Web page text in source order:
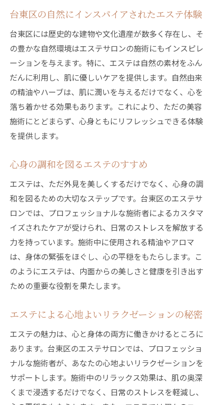
エステによるリラクゼーションの新しい提
台東区の癒し空間で心身のバランスを整え
る
エステで得られる美容と健康の新しい体験を台
東区で
エステを通じて健康美を追求する
台東区のエステサロンで実感する美容の新
常識
台東区のエステで体験する美容革命
エステが導く美と健康の関係性
台東区でエステを楽しむ新しい習慣
プロフェッショナルな施術が導く台東区の贅沢
フェイシャルエステ
専門家によるフェイシャルケアの秘密
台東区で受けるエステのプロフェッショナ
ル技術
台東区のエステで得られる究極のケア
フェイシャルエステで感じる肌の変化
台東区でフェイシャルエステの魅力を再発
見
台東区エステサロンのフェイシャルケアで自然
美を引き出す
台東区の自然にインスパイアされたエステ体験
台東区には歴史的な建物や文化遺産が数多く存在し、そ
の豊かな自然環境はエステサロンの施術にもインスピレ
ーションを与えます。特に、エステは自然の素材をふん
だんに利用し、肌に優しいケアを提供します。自然由来
の精油やハーブは、肌に潤いを与えるだけでなく、心を
落ち着かせる効果もあります。これにより、ただの美容
施術にとどまらず、心身ともにリフレッシュできる体験
を提供します。
心身の調和を図るエステのすすめ
エステは、ただ外見を美しくするだけでなく、心身の調
和を図るための大切なステップです。台東区のエステサ
ロンでは、プロフェッショナルな施術者によるカスタマ
イズされたケアが受けられ、日常のストレスを解放する
力を持っています。施術中に使用される精油やアロマ
は、身体の緊張をほぐし、心の平穏をもたらします。こ
のようにエステは、内面からの美しさと健康を引き出す
ための重要な役割を果たします。
エステによる心地よいリラクゼーションの秘密
エステの魅力は、心と身体の両方に働きかけるところに
あります。台東区のエステサロンでは、プロフェッショ
ナルな施術者が、あなたの心地よいリラクゼーションを
サポートします。施術中のリラックス効果は、肌の奥深
くまで浸透するだけでなく、日常のストレスを軽減し、